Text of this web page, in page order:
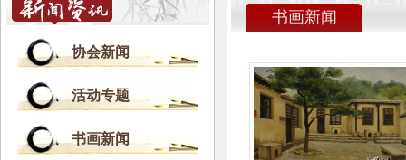
协会新闻
活动专题
书画新闻
书画新闻